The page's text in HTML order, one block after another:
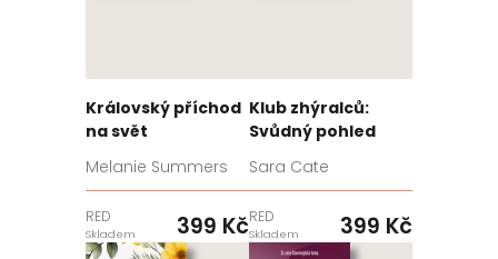
Královský příchod
na svět
Melanie Summers
RED
Skladem 399 Kč
Klub zhýralců:
Svůdný pohled
Sara Cate
RED
Skladem 399 Kč